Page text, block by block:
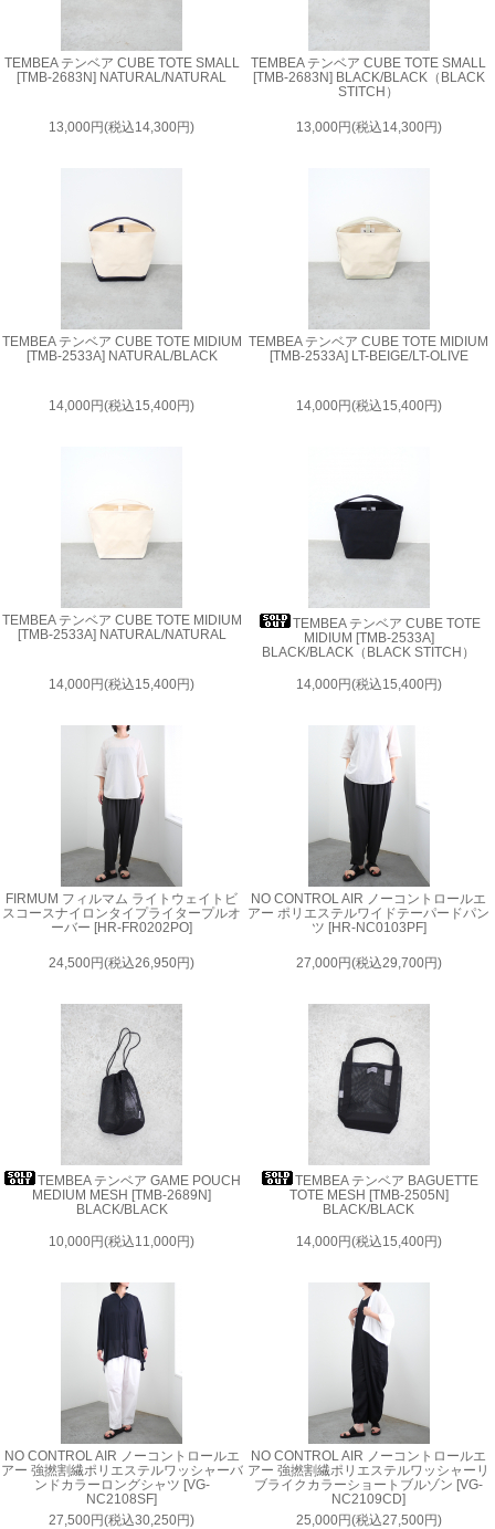
TEMBEA テンベア CUBE TOTE SMALL
[TMB-2683N] NATURAL/NATURAL
13,000円(税込14,300円)
TEMBEA テンベア CUBE TOTE SMALL
[TMB-2683N] BLACK/BLACK（BLACK
STITCH）
13,000円(税込14,300円)
TEMBEA テンベア CUBE TOTE MIDIUM
[TMB-2533A] NATURAL/BLACK
14,000円(税込15,400円)
TEMBEA テンベア CUBE TOTE MIDIUM
[TMB-2533A] LT-BEIGE/LT-OLIVE
14,000円(税込15,400円)
TEMBEA テンベア CUBE TOTE MIDIUM
[TMB-2533A] NATURAL/NATURAL
14,000円(税込15,400円)
TEMBEA テンベア CUBE TOTE
MIDIUM [TMB-2533A]
BLACK/BLACK（BLACK STITCH）
14,000円(税込15,400円)
FIRMUM フィルマム ライトウェイトビ
スコースナイロンタイプライタープルオ
ーバー [HR-FR0202PO]
24,500円(税込26,950円)
NO CONTROL AIR ノーコントロールエ
アー ポリエステルワイドテーパードパン
ツ [HR-NC0103PF]
27,000円(税込29,700円)
TEMBEA テンベア GAME POUCH
MEDIUM MESH [TMB-2689N]
BLACK/BLACK
10,000円(税込11,000円)
TEMBEA テンベア BAGUETTE
TOTE MESH [TMB-2505N]
BLACK/BLACK
14,000円(税込15,400円)
NO CONTROL AIR ノーコントロールエ
アー 強撚割繊ポリエステルワッシャーバ
ンドカラーロングシャツ [VG-
NC2108SF]
27,500円(税込30,250円)
NO CONTROL AIR ノーコントロールエ
アー 強撚割繊ポリエステルワッシャーリ
ブライクカラーショートブルゾン [VG-
NC2109CD]
25,000円(税込27,500円)